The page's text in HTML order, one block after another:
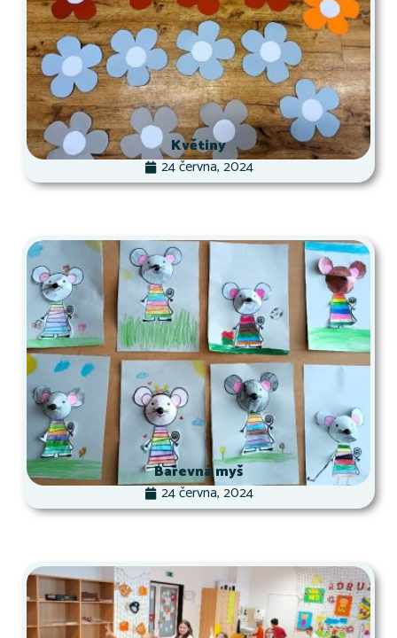
Květiny
24 června, 2024
Barevná myš
24 června, 2024